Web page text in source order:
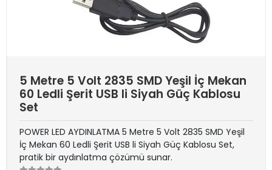
5 Metre 5 Volt 2835 SMD Yeşil İç Mekan
60 Ledli Şerit USB li Siyah Güç Kablosu
Set
POWER LED AYDINLATMA 5 Metre 5 Volt 2835 SMD Yeşil
İç Mekan 60 Ledli Şerit USB li Siyah Güç Kablosu Set,
pratik bir aydınlatma çözümü sunar.